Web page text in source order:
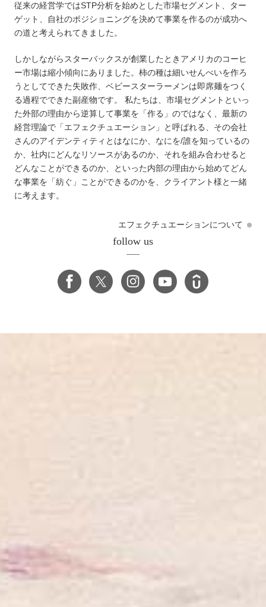
従来の経営学ではSTP分析を始めとした市場セグメント、ター
ゲット、自社のポジショニングを決めて事業を作るのが成功へ
の道と考えられてきました。
しかしながらスターバックスが創業したときアメリカのコーヒ
ー市場は縮小傾向にありました。柿の種は細いせんべいを作ろ
うとしてできた失敗作、ベビースターラーメンは即席麺をつく
る過程でできた副産物です。 私たちは、市場セグメントといっ
た外部の理由から逆算して事業を「作る」のではなく、最新の
経営理論で「エフェクチュエーション」と呼ばれる、その会社
さんのアイデンティティとはなにか、なにを/誰を知っているの
か、社内にどんなリソースがあるのか、それを組み合わせると
どんなことができるのか、といった内部の理由から始めてどん
な事業を「紡ぐ」ことができるのかを、クライアント様と一緒
に考えます。
エフェクチュエーションについて
follow us